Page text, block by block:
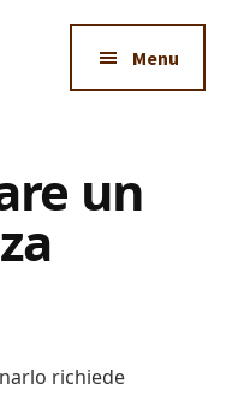
Menu
un
richiede